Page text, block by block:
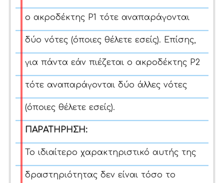
ο ακροδέκτης P1 τότε αναπαράγονται
δύο νότες (όποιες θέλετε εσείς). Επίσης,
για πάντα εάν πιέζεται ο ακροδέκτης P2
τότε αναπαράγονται δύο άλλες νότες
(όποιες θέλετε εσείς).
ΠΑΡΑΤΗΡΗΣΗ:
Το ιδιαίτερο χαρακτηριστικό αυτής της
δραστηριότητας δεν είναι τόσο το